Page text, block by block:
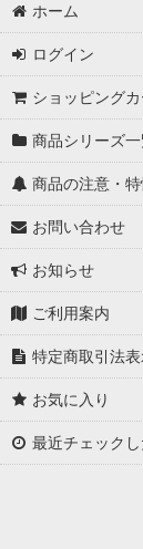
ホーム
ログイン
ショッピングカ
商品シリーズ
商品の注意・
お問い合わせ
お知らせ
ご利用案内
特定商取引法
お気に入り
最近チェック